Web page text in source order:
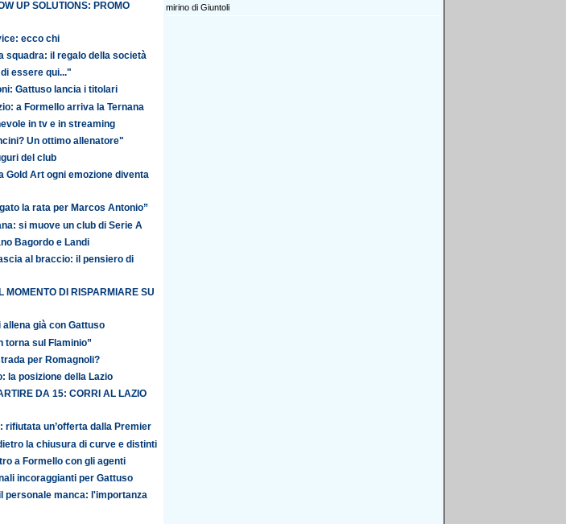
UP SOLUTIONS: PROMO
ecco chi
squadra: il regalo della società
essere qui..."
Gattuso lancia i titolari
a Formello arriva la Ternana
in tv e in streaming
Un ottimo allenatore"
del club
Gold Art ogni emozione diventa
la rata per Marcos Antonio”
si muove un club di Serie A
Bagordo e Landi
al braccio: il pensiero di
MOMENTO DI RISPARMIARE SU
già con Gattuso
torna sul Flaminio”
per Romagnoli?
la posizione della Lazio
DA 15: CORRI AL LAZIO
rifiutata un’offerta dalla Premier
la chiusura di curve e distinti
a Formello con gli agenti
incoraggianti per Gattuso
personale manca: l'importanza
mirino di Giuntoli